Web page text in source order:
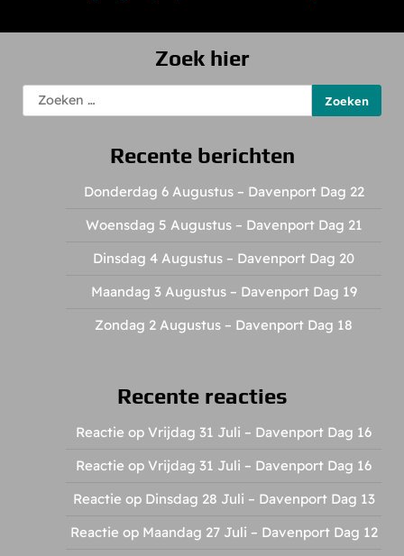
Zoek hier
Zoeken
naar:
Recente berichten
Donderdag 6 Augustus – Davenport Dag 22
Woensdag 5 Augustus – Davenport Dag 21
Dinsdag 4 Augustus – Davenport Dag 20
Maandag 3 Augustus – Davenport Dag 19
Zondag 2 Augustus – Davenport Dag 18
Recente reacties
Reactie op Vrijdag 31 Juli – Davenport Dag 16
Reactie op Vrijdag 31 Juli – Davenport Dag 16
Reactie op Dinsdag 28 Juli – Davenport Dag 13
Reactie op Maandag 27 Juli – Davenport Dag 12